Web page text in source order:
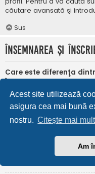
Acest site utilizează
asigura cea mai bună
nostru. Citește mai mult
Am
căutare avansată şi
Sus
Însemnarea şi
Care este diferenţa
În phpBB 3.0 însemnarea
însemnarea în browser-
publicat un răspuns. În
asemănătoarea înscrierii
subiect este actualizat.
publicat un răspuns în
notificare pentru
Panoul utilizatorului, sub